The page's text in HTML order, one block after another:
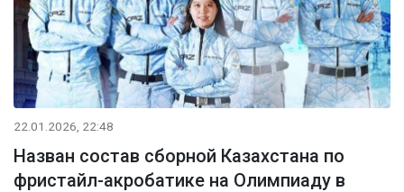
22.01.2026, 22:48
Назван состав сборной Казахстана по
фристайл-акробатике на Олимпиаду в